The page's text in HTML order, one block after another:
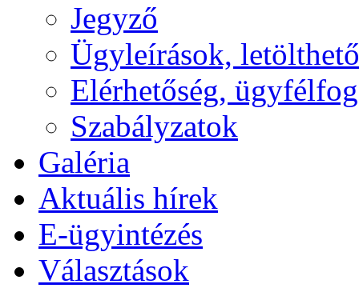
Jegyző
Ügyleírások,
Elérhetőség,
Szabályzatok
Galéria
Aktuális hírek
E-ügyintézés
Választások